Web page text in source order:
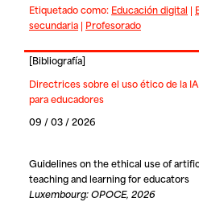
Etiquetado como: Educación digital |
secundaria| Profesorado
[Bibliografía]
Directrices sobre el uso ético de la
para educadores
09 / 03 / 2026
Guidelines on the ethical use of
teaching and learning for educators
Luxembourg: OPOCE, 2026